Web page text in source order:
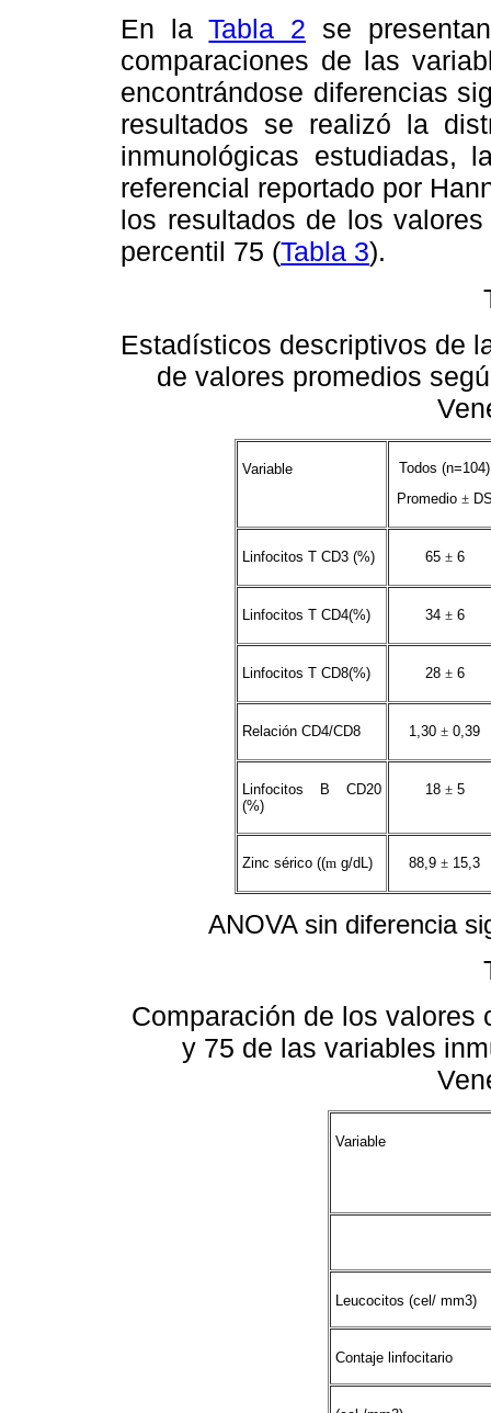
En laTabla 2 se
comparaciones de las
encontrándose diferencias
resultados se realizó la
inmunológicas
referencial reportado por
los resultados de los
percentil 75 (Tabla 3).
Estadísticos descriptivos de
de valores promedios
Variable Todos (n=104)
Promedio ±
Linfocitos T CD3 (%) 65 ±6
Linfocitos T CD4(%) 34 ±6
Linfocitos T CD8(%) 28 ±6
Relación CD4/CD8 1,30 ± 0,39
Linfocitos B CD20
(%)
18 ±5
Zinc sérico ((m g/dL) 88,9 ± 15,3
ANOVA sin diferencia
Comparación de los valores
y 75 de las variables
Variable
Leucocitos (cel/ mm3)
Contaje linfocitario